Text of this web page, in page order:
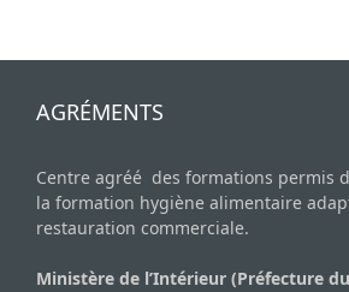
AGRÉMENTS
Centre agréé des formations permis
la formation hygiène alimentaire
restauration commerciale.
Ministère de l’Intérieur (Préfecture